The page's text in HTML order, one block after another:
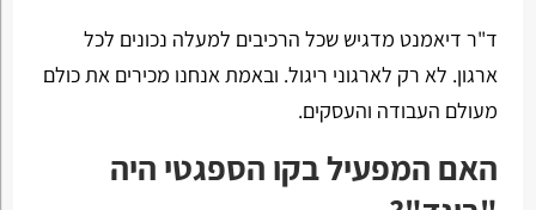
ד"ר דיאמנט מדגיש שכל הרכיבים למעלה נכונים לכל
ארגון. לא רק לארגוני ריגול. ובאמת אנחנו מכירים את כולם
מעולם העבודה והעסקים.
האם המפעיל בקו הספגטי היה